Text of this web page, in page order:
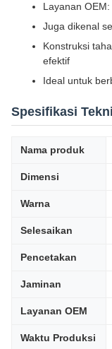
Layanan
Juga dikenal
Konstruksi
efektif
Ideal untuk
Spesifikasi
Nama produk
Dimensi
Warna
Selesaikan
Pencetakan
Jaminan
Layanan OEM
Waktu Produksi